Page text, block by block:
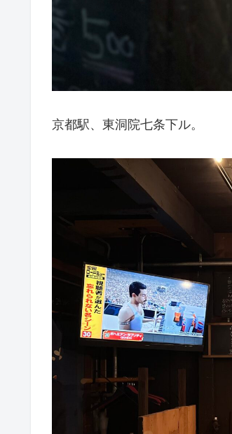
京都駅、東洞院七条下ル。